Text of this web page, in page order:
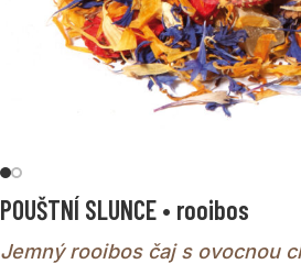
POUŠTNÍ SLUNCE • rooibos
Jemný rooibos čaj s ovocnou